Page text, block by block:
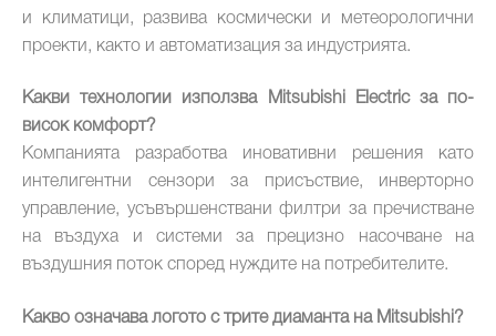
и климатици, развива космически и метеорологични
проекти, както и автоматизация за индустрията.
Какви технологии използва Mitsubishi Electric за по-
висок комфорт?
Компанията разработва иновативни решения като
интелигентни сензори за присъствие, инверторно
управление, усъвършенствани филтри за пречистване
на въздуха и системи за прецизно насочване на
въздушния поток според нуждите на потребителите.
Какво означава логото с трите диаманта на Mitsubishi?